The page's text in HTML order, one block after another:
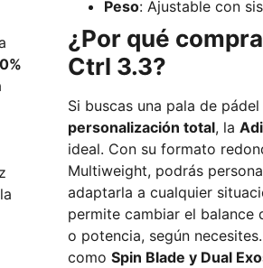
Peso: Ajustable con
¿Por qué
Ctrl 3.3?
Si buscas una pala de
personalización total, la
ideal. Con su formato
Multiweight, podrás
adaptarla a cualquier situación de partido. El
permite cambiar el balance
o potencia, según
como Spin Blade y Dual